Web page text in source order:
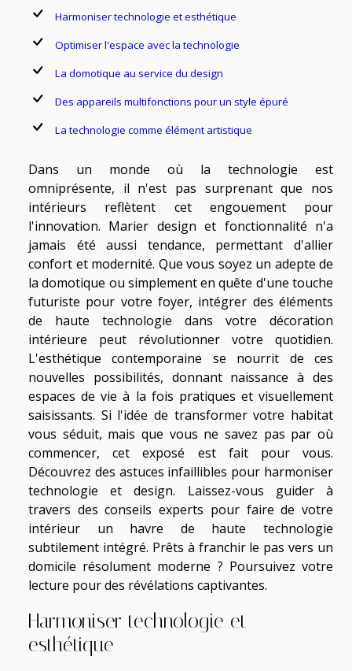
Harmoniser technologie et esthétique
Optimiser l'espace avec la technologie
La domotique au service du design
Des appareils multifonctions pour un style épuré
La technologie comme élément artistique
Dans un monde où la technologie est
omniprésente, il n'est pas surprenant que nos
intérieurs reflètent cet engouement pour
l'innovation. Marier design et fonctionnalité n'a
jamais été aussi tendance, permettant d'allier
confort et modernité. Que vous soyez un adepte de
la domotique ou simplement en quête d'une touche
futuriste pour votre foyer, intégrer des éléments
de haute technologie dans votre décoration
intérieure peut révolutionner votre quotidien.
L'esthétique contemporaine se nourrit de ces
nouvelles possibilités, donnant naissance à des
espaces de vie à la fois pratiques et visuellement
saisissants. Si l'idée de transformer votre habitat
vous séduit, mais que vous ne savez pas par où
commencer, cet exposé est fait pour vous.
Découvrez des astuces infaillibles pour harmoniser
technologie et design. Laissez-vous guider à
travers des conseils experts pour faire de votre
intérieur un havre de haute technologie
subtilement intégré. Prêts à franchir le pas vers un
domicile résolument moderne ? Poursuivez votre
lecture pour des révélations captivantes.
Harmoniser technologie et
esthétique